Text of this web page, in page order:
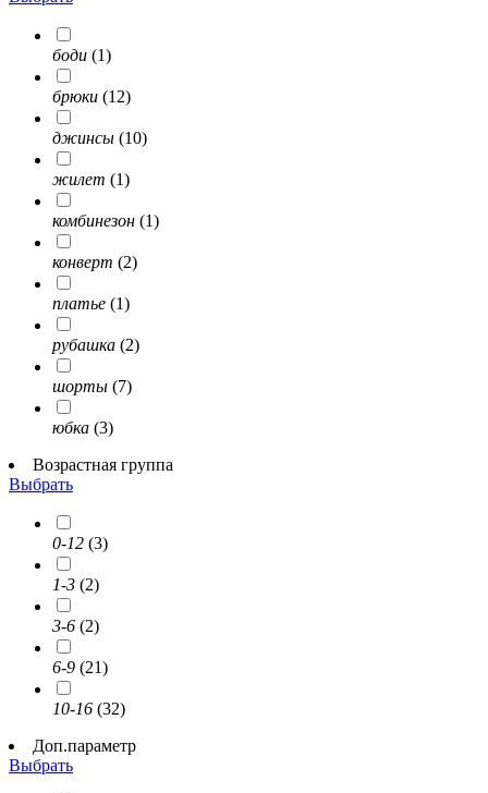
боди (1)
брюки (12)
джинсы (10)
жилет (1)
комбинезон (1)
конверт (2)
платье (1)
рубашка (2)
шорты (7)
юбка (3)
Возрастная группа
Выбрать
0-12 (3)
1-3 (2)
3-6 (2)
6-9 (21)
10-16 (32)
Доп.параметр
Выбрать